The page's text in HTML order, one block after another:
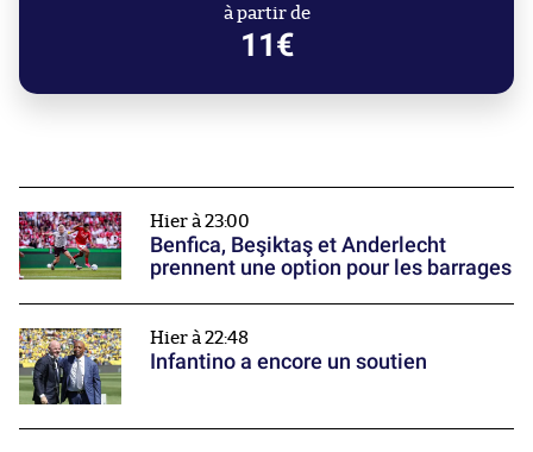
à partir de
11€
Hier à 23:00
Benfica, Beşiktaş et Anderlecht
prennent une option pour les barrages
Hier à 22:48
Infantino a encore un soutien